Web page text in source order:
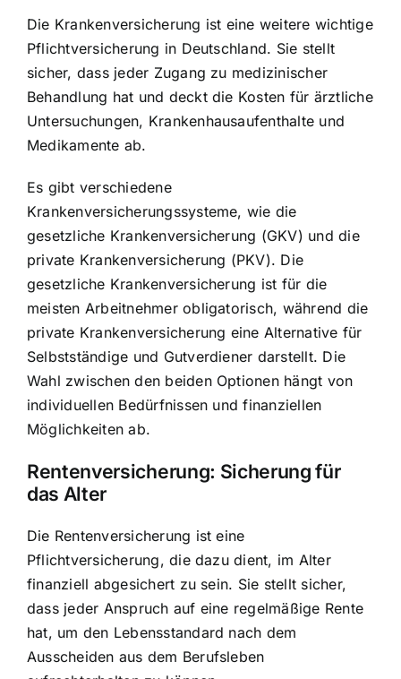
Die Krankenversicherung ist eine weitere wichtige
Pflichtversicherung in Deutschland. Sie stellt
sicher, dass jeder Zugang zu medizinischer
Behandlung hat und deckt die Kosten für ärztliche
Untersuchungen, Krankenhausaufenthalte und
Medikamente ab.
Es gibt verschiedene
Krankenversicherungssysteme, wie die
gesetzliche Krankenversicherung (GKV) und die
private Krankenversicherung (PKV). Die
gesetzliche Krankenversicherung ist für die
meisten Arbeitnehmer obligatorisch, während die
private Krankenversicherung eine Alternative für
Selbstständige und Gutverdiener darstellt. Die
Wahl zwischen den beiden Optionen hängt von
individuellen Bedürfnissen und finanziellen
Möglichkeiten ab.
Rentenversicherung: Sicherung für
das Alter
Die Rentenversicherung ist eine
Pflichtversicherung, die dazu dient, im Alter
finanziell abgesichert zu sein. Sie stellt sicher,
dass jeder Anspruch auf eine regelmäßige Rente
hat, um den Lebensstandard nach dem
Ausscheiden aus dem Berufsleben